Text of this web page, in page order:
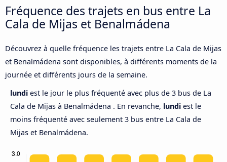
Fréquence des trajets en bus entre La
Cala de Mijas et Benalmádena
Découvrez à quelle fréquence les trajets entre La Cala de Mijas
et Benalmádena sont disponibles, à différents moments de la
journée et différents jours de la semaine.
lundi est le jour le plus fréquenté avec plus de 3 bus de La
Cala de Mijas à Benalmádena . En revanche, lundi est le
moins fréquenté avec seulement 3 bus entre La Cala de
Mijas et Benalmádena.